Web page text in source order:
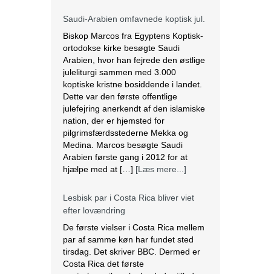
Saudi-Arabien omfavnede koptisk jul.
Biskop Marcos fra Egyptens Koptisk-
ortodokse kirke besøgte Saudi
Arabien, hvor han fejrede den østlige
juleliturgi sammen med 3.000
koptiske kristne bosiddende i landet.
Dette var den første offentlige
julefejring anerkendt af den islamiske
nation, der er hjemsted for
pilgrimsfærdsstederne Mekka og
Medina. Marcos besøgte Saudi
Arabien første gang i 2012 for at
hjælpe med at […] [Læs mere...]
Lesbisk par i Costa Rica bliver viet
efter lovændring
De første vielser i Costa Rica mellem
par af samme køn har fundet sted
tirsdag. Det skriver BBC. Dermed er
Costa Rica det første